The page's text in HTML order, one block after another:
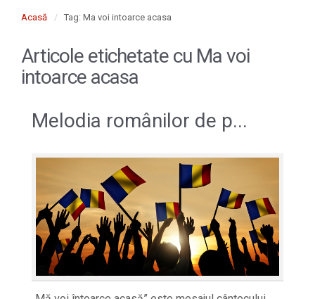
Acasă Tag: Ma voi intoarce acasa
Articole etichetate cu Ma voi
intoarce acasa
Melodia românilor de p...